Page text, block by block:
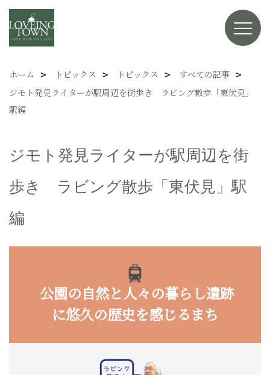
ホーム トピックス トピックス
すべての記事
ジモト発見ライターが駅周辺を街歩き ラビング散歩「東伏見」
駅編
ジモト発見ライターが駅周辺を街
歩き ラビング散歩「東伏見」駅
編
公園の自然と人々の暮らし遺跡
に悠久の歴史を感じるまち